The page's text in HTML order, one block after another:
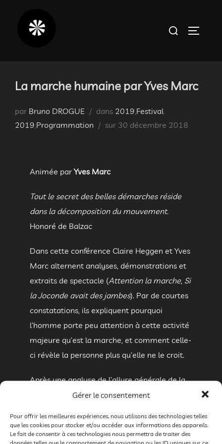
Gérer le consentement
Pour offrir les meilleures expériences, nous utilisons des technologies telles
que les cookies pour stocker et/ou accéder aux informations des appareils.
Le fait de consentir à ces technologies nous permettra de traiter des
données telles que le comportement de navigation ou les ID uniques sur ce
Rechercher :
La marche humaine par Yves Marc
par Bruno DROGUE dans 2019 Festival
2019 Programmation sur Publié
30 décembre 2018
Animée parYves Marc
Tout le secret des belles démarches réside
dans la décomposition du mouvement.
Honoré de Balzac
Dans cette conférence Claire Heggen et Yves
Marc alternent analyses, démonstrations et
extraits de spectacle (Attention la marche Si
la Joconde avait des jambes). Par de courtes
constatations, ils expliquent pourquoi
l’homme porte peu attention à cette activité
majeure qu’est la marche, et comment celle-
ci révèle la personne plus qu’elle ne le croit.
Après une analyse de l’allure générale de la
démarche et de ses grands modes
démontrent point par point, pas à pas, dans
les trois plans de l’espace, les tendances